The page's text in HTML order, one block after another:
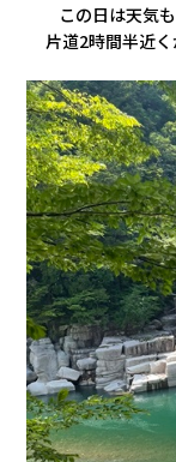
この日は天気
片道2時間半近